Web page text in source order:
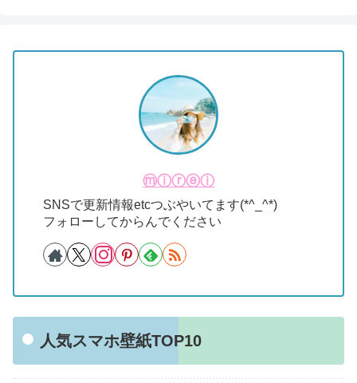
ⓜⓘⓡⓔⓘ
SNSで更新情報etcつぶやいてます(*^_^*)
フォローしてからんでください
人気スマホ壁紙TOP10